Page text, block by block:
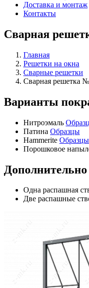
Доставка и монтаж
Контакты
Сварная
Главная
Решетки на окна
Сварные решетки
Сварная решетка
Варианты
Нитроэмаль
Патина Образцы
Hammerite Образцы
Порошковое
Дополнительно
Одна распашная
Две распашные